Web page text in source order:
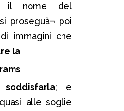
il nome del
proseguà¬ poi
immagini che
la
; e
alle soglie